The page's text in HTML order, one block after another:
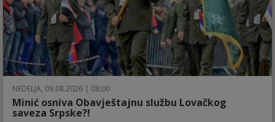
NEDELJA, 09.08.2026 | 08:00
Minić osniva Obavještajnu službu Lovačkog
saveza Srpske?!